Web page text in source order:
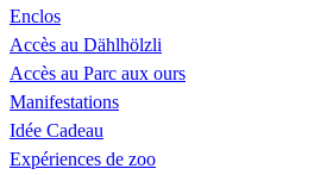
Enclos
Accès au Dählhölzli
Accès au Parc aux ours
Manifestations
Idée Cadeau
Expériences de zoo